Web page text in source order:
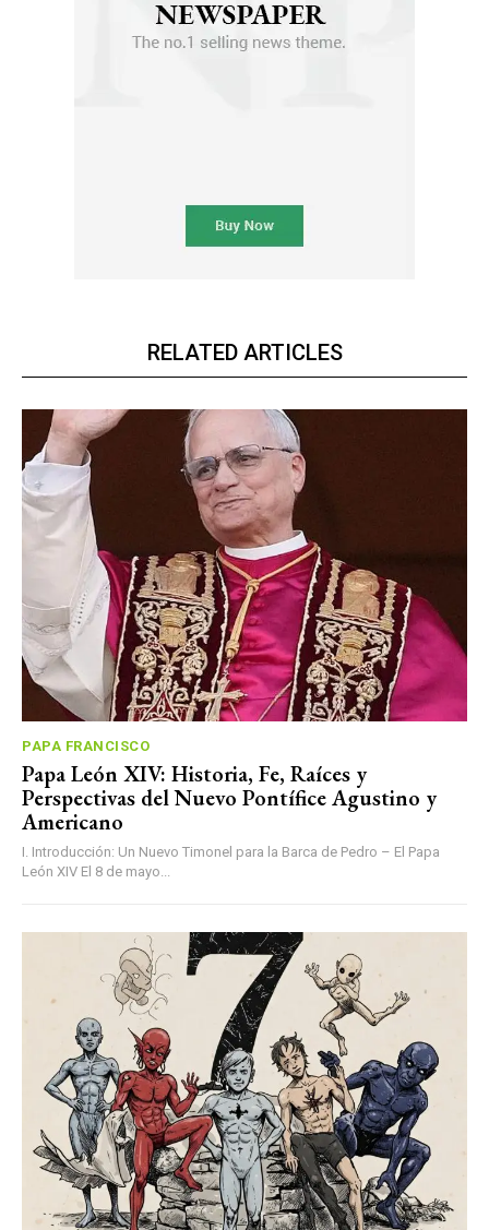
RELATED ARTICLES
PAPA FRANCISCO
Papa León XIV: Historia, Fe, Raíces y
Perspectivas del Nuevo Pontífice Agustino y
Americano
I. Introducción: Un Nuevo Timonel para la Barca de Pedro – El Papa
León XIV El 8 de mayo...